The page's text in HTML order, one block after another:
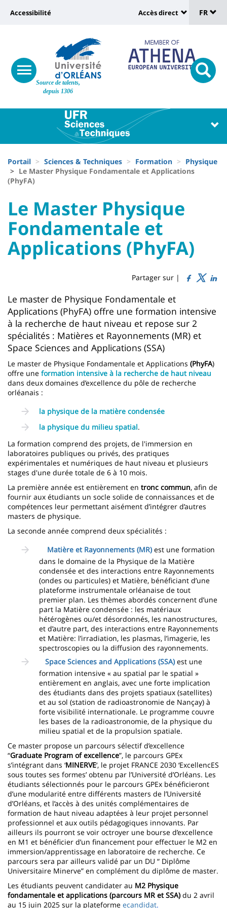
Site
Source de talents,
depuis 1306
Université
Recherche
responsive
menu
button
Université
vers
page
accessibilité
Accessibilité
:
Shortcut
links
Accès direct
de
FR
Université
Block
liste
des
composantes
d'Ariane
Portail Sciences & Techniques Formation
Physique
Le Master Physique Fondamentale et Applications
(PhyFA)
University
:
Sidebar
University
:
Main
content
Titre
de
Le Master Physique
Fondamentale et
Applications (PhyFA)
Partager sur |
Contenu
de
la
page
principale
Le master de Physique Fondamentale et
Applications (PhyFA) offre une formation intensive
à la recherche de haut niveau et repose sur 2
spécialités : Matières et Rayonnements (MR) et
Space Sciences and Applications (SSA)
Le master de Physique Fondamentale et Applications (PhyFA)
offre une formation intensive à la recherche de haut niveau
dans deux domaines d’excellence du pôle de recherche
orléanais :
la physique de la matière condensée
la physique du milieu spatial.
La formation comprend des projets, de l'immersion en
laboratoires publiques ou privés, des pratiques
expérimentales et numériques de haut niveau et plusieurs
stages d'une durée totale de 6 à 10 mois.
La première année est entièrement en tronc commun, afin de
fournir aux étudiants un socle solide de connaissances et de
compétences leur permettant aisément d’intégrer d’autres
masters de physique.
La seconde année comprend deux spécialités :
Matière et Rayonnements (MR)est une formation
dans le domaine de la Physique de la Matière
condensée et des interactions entre Rayonnements
(ondes ou particules) et Matière, bénéficiant d’une
plateforme instrumentale orléanaise de tout
premier plan. Les thèmes abordés concernent d’une
part la Matière condensée : les matériaux
hétérogènes ou/et désordonnés, les nanostructures,
et d’autre part, des interactions entre Rayonnements
et Matière: l’irradiation, les plasmas, l’imagerie, les
spectroscopies ou la diffusion des rayonnements.
Space Sciences and Applications (SSA)est une
formation intensive « au spatial par le spatial »
entièrement en anglais, avec une forte implication
des étudiants dans des projets spatiaux (satellites)
et au sol (station de radioastronomie de Nançay) à
forte visibilité internationale. Le programme couvre
les bases de la radioastronomie, de la physique du
milieu spatial et de la propulsion spatiale.
Ce master propose un parcours sélectif d’excellence
“Graduate Program of excellence”, le parcours GPEx
s’intégrant dans ‘MINERVE‘, le projet FRANCE 2030 ‘ExcellencES
sous toutes ses formes’ obtenu par l’Université d’Orléans. Les
étudiants sélectionnés pour le parcours GPEx bénéficieront
d’une modularité entre différents masters de l’Université
d’Orléans, et l’accès à des unités complémentaires de
formation de haut niveau adaptées à leur projet personnel
professionnel et aux outils pédagogiques innovants. Par
ailleurs ils pourront se voir octroyer une bourse d’excellence
en M1 et bénéficier d’un financement pour effectuer le M2 en
immersion/apprentissage en laboratoire de recherche. Ce
parcours sera par ailleurs validé par un DU “ Diplôme
Universitaire Minerve” en complément du diplôme de master.
Les étudiants peuvent candidater au M2 Physique
fondamentale et applications (parcours MR et SSA)du 2 avril
au 15 juin 2025 sur la plateforme ecandidat.